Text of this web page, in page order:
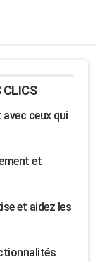
CLICS
ceux qui
et
et aidez les